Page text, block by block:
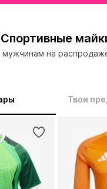
Спортивные
мужчинам на
Твои